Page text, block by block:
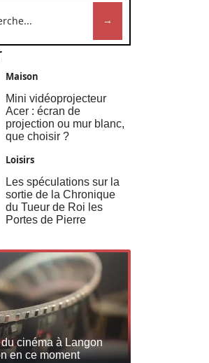
Maison
Mini vidéoprojecteur
Acer : écran de
projection ou mur blanc,
que choisir ?
Loisirs
Les spéculations sur la
sortie de la Chronique
du Tueur de Roi les
Portes de Pierre
cinéma à Langon
en ce moment